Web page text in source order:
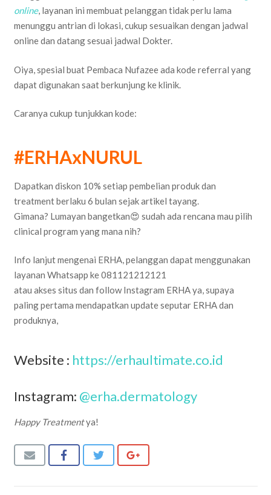
online, layanan ini membuat pelanggan tidak perlu lama
menunggu antrian di lokasi, cukup sesuaikan dengan jadwal
online dan datang sesuai jadwal Dokter.
Oiya, spesial buat Pembaca Nufazee ada kode referral yang
dapat digunakan saat berkunjung ke klinik.
Caranya cukup tunjukkan kode:
#ERHAxNURUL
Dapatkan diskon 10% setiap pembelian produk dan
treatment berlaku 6 bulan sejak artikel tayang.
Gimana? Lumayan bangetkan😍 sudah ada rencana mau pilih
clinical program yang mana nih?
Info lanjut mengenai ERHA, pelanggan dapat menggunakan
layanan Whatsapp ke 081121212121
atau akses situs dan follow Instagram ERHA ya, supaya
paling pertama mendapatkan update seputar ERHA dan
produknya,
Website : https://erhaultimate.co.id
Instagram: @erha.dermatology
Happy Treatmentya!